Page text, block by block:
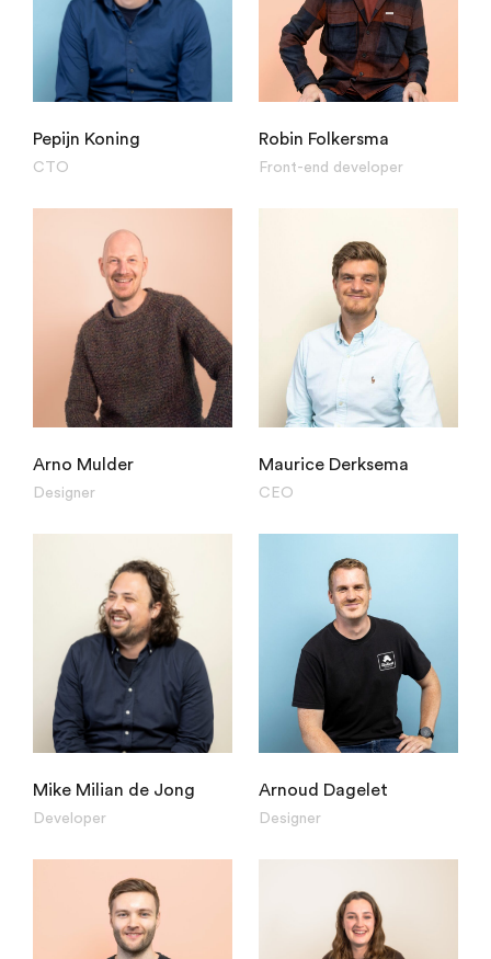
Pepijn Koning
CTO
Robin Folkersma
Front-end developer
Arno Mulder
Designer
Maurice Derksema
CEO
Mike Milian de Jong
Developer
Arnoud Dagelet
Designer